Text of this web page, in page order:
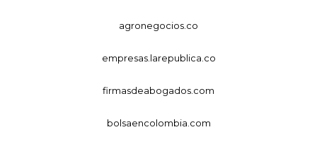
agronegocios.co
empresas.larepublica.co
firmasdeabogados.com
bolsaencolombia.com